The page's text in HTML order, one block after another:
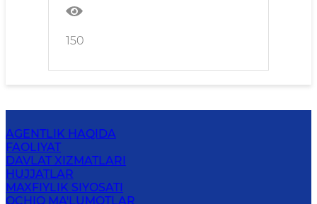
150
AGENTLIK HAQIDA
FAOLIYAT
DAVLAT XIZMATLARI
HUJJATLAR
MAXFIYLIK SIYOSATI
OCHIQ MA'LUMOTLAR